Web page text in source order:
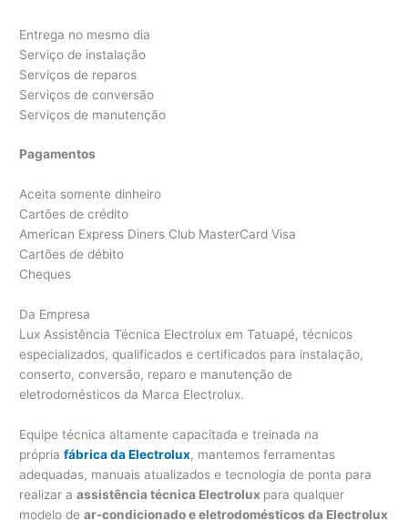
Entrega no mesmo dia
Serviço de instalação
Serviços de reparos
Serviços de conversão
Serviços de manutenção
Pagamentos
Aceita somente dinheiro
Cartões de crédito
American Express Diners Club MasterCard Visa
Cartões de débito
Cheques
Da Empresa
Lux Assistência Técnica Electrolux em Tatuapé, técnicos
especializados, qualificados e certificados para instalação,
conserto, conversão, reparo e manutenção de
eletrodomésticos da Marca Electrolux.
Equipe técnica altamente capacitada e treinada na
própriafábrica da Electrolux, mantemos ferramentas
adequadas, manuais atualizados e tecnologia de ponta para
realizar aassistência técnica Electrolux para qualquer
modelo dear-condicionado e eletrodomésticos da Electrolux